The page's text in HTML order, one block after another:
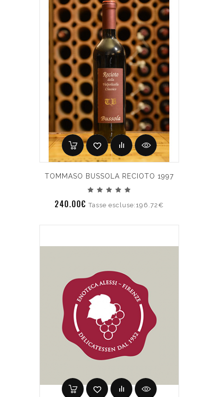
TOMMASO BUSSOLA RECIOTO 1997
240.00€Tasse escluse:196.72€